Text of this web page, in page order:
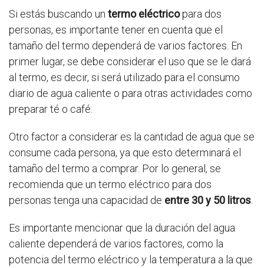
Si estás buscando un termo eléctricopara dos
personas, es importante tener en cuenta que el
tamaño del termo dependerá de varios factores. En
primer lugar, se debe considerar el uso que se le dará
al termo, es decir, si será utilizado para el consumo
diario de agua caliente o para otras actividades como
preparar té o café.
Otro factor a considerar es la cantidad de agua que se
consume cada persona, ya que esto determinará el
tamaño del termo a comprar. Por lo general, se
recomienda que un termo eléctrico para dos
personas tenga una capacidad de entre 30 y 50 litros
Es importante mencionar que la duración del agua
caliente dependerá de varios factores, como la
potencia del termo eléctrico y la temperatura a la que